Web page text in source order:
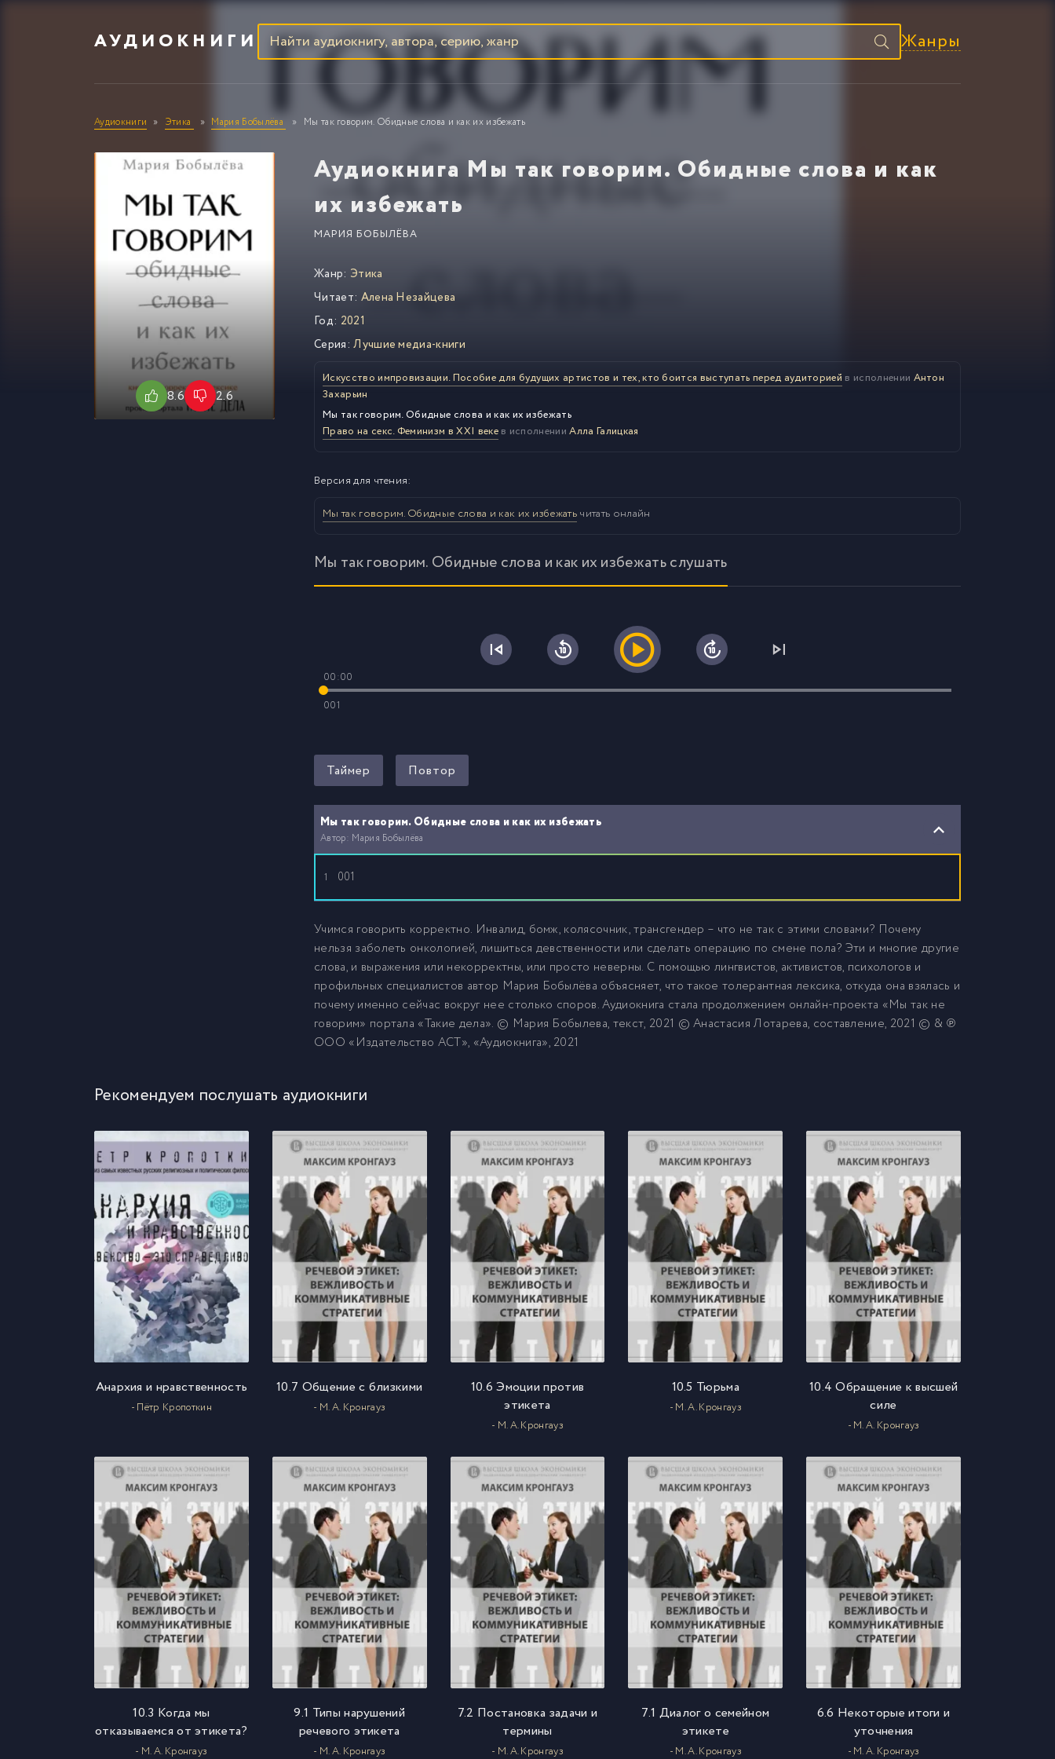
АУДИОКНИГИ Жанры
Аудиокниги Этика Мария Бобылёва Мы так говорим. Обидные слова и как их избежать
Аудиокнига Мы так говорим. Обидные слова и как
их избежать
МАРИЯ БОБЫЛЁВА
8.6 2.6
Жанр: Этика
Читает: Алена Незайцева
Год: 2021
Серия: Лучшие медиа-книги
Искусство импровизации. Пособие для будущих артистов и тех, кто боится выступать перед аудиторией в исполнении Антон
Захарьин
Мы так говорим. Обидные слова и как их избежать
Право на секс. Феминизм в XXI векев исполненииАлла Галицкая
Версия для чтения:
Мы так говорим. Обидные слова и как их избежать читать онлайн
Мы так говорим. Обидные слова и как их избежать слушать
00:00
001
Таймер Повтор
Мы так говорим. Обидные слова и как их избежать
Автор: Мария Бобылёва
1 001
Учимся говорить корректно. Инвалид, бомж, колясочник, трансгендер – что не так с этими словами? Почему
нельзя заболеть онкологией, лишиться девственности или сделать операцию по смене пола? Эти и многие другие
слова, и выражения или некорректны, или просто неверны. С помощью лингвистов, активистов, психологов и
профильных специалистов автор Мария Бобылёва объясняет, что такое толерантная лексика, откуда она взялась и
почему именно сейчас вокруг нее столько споров. Аудиокнига стала продолжением онлайн-проекта «Мы так не
говорим» портала «Такие дела». © Мария Бобылева, текст, 2021 © Анастасия Лотарева, составление, 2021 © & ℗
ООО «Издательство АСТ», «Аудиокнига», 2021
Рекомендуем послушать аудиокниги
Анархия и нравственность
- Пётр Кропоткин
10.7 Общение с близкими
- М. А. Кронгауз
10.6 Эмоции против
этикета
- М. А. Кронгауз
10.5 Тюрьма
- М. А. Кронгауз
10.4 Обращение к высшей
силе
- М. А. Кронгауз
10.3 Когда мы
отказываемся от этикета?
- М. А. Кронгауз
9.1 Типы нарушений
речевого этикета
- М. А. Кронгауз
7.2 Постановка задачи и
термины
- М. А. Кронгауз
7.1 Диалог о семейном
этикете
- М. А. Кронгауз
6.6 Некоторые итоги и
уточнения
- М. А. Кронгауз